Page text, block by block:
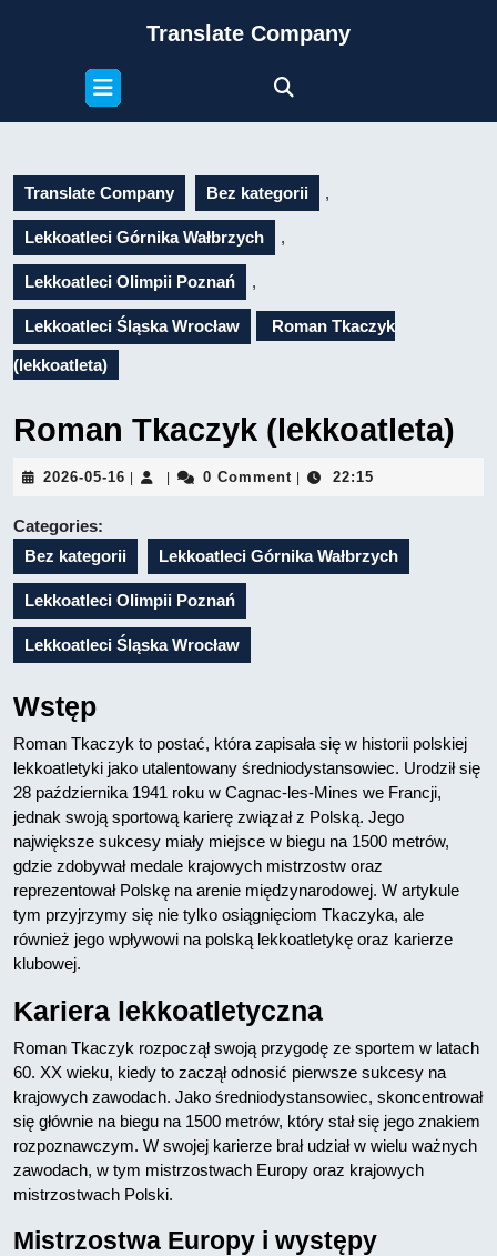
Translate Company
Open
Button
Translate Company Bez kategorii ,
Lekkoatleci Górnika Wałbrzych ,
Lekkoatleci Olimpii Poznań ,
Lekkoatleci Śląska Wrocław Roman Tkaczyk
(lekkoatleta)
Roman Tkaczyk (lekkoatleta)
2026-05-16 2026-
0 Comment 22:15
Categories:
Bez kategorii
Lekkoatleci Górnika Wałbrzych
Lekkoatleci Olimpii Poznań
Lekkoatleci Śląska Wrocław
Wstęp
Roman Tkaczyk to postać, która zapisała się w historii polskiej
lekkoatletyki jako utalentowany średniodystansowiec. Urodził się
28 października 1941 roku w Cagnac-les-Mines we Francji,
jednak swoją sportową karierę związał z Polską. Jego
największe sukcesy miały miejsce w biegu na 1500 metrów,
gdzie zdobywał medale krajowych mistrzostw oraz
reprezentował Polskę na arenie międzynarodowej. W artykule
tym przyjrzymy się nie tylko osiągnięciom Tkaczyka, ale
również jego wpływowi na polską lekkoatletykę oraz karierze
klubowej.
Kariera lekkoatletyczna
Roman Tkaczyk rozpoczął swoją przygodę ze sportem w latach
60. XX wieku, kiedy to zaczął odnosić pierwsze sukcesy na
krajowych zawodach. Jako średniodystansowiec, skoncentrował
się głównie na biegu na 1500 metrów, który stał się jego znakiem
rozpoznawczym. W swojej karierze brał udział w wielu ważnych
zawodach, w tym mistrzostwach Europy oraz krajowych
mistrzostwach Polski.
Mistrzostwa Europy i występy